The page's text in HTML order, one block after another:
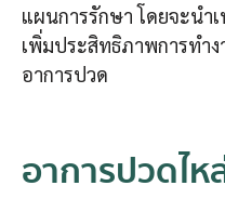
แผนการรักษา โดยจะน
เพิ่มประสิทธิภาพการทำ
อาการปวด
อาการปวดไห